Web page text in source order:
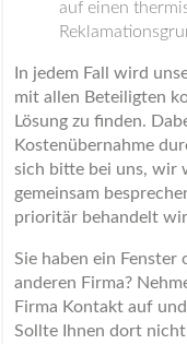
auf einen
In jedem Fall wird
mit allen Beteiligten
Lösung zu finden.
Kostenübernahme
sich bitte bei uns, wir
gemeinsam
prioritär behandelt
Sie haben ein Fenster
anderen Firma?
Firma Kontakt auf
Sollte Ihnen dort